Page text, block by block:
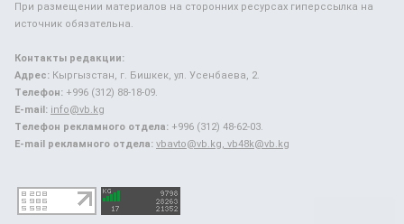
При размещении материалов на сторонних ресурсах гиперссылка на
источник обязательна.
Контакты редакции:
Адрес: Кыргызстан, г. Бишкек, ул. Усенбаева, 2.
Телефон: +996 (312) 88-18-09.
E-mail: info@vb.kg
Телефон рекламного отдела: +996 (312) 48-62-03.
E-mail рекламного отдела: vbavto@vb.kg, vb48k@vb.kg